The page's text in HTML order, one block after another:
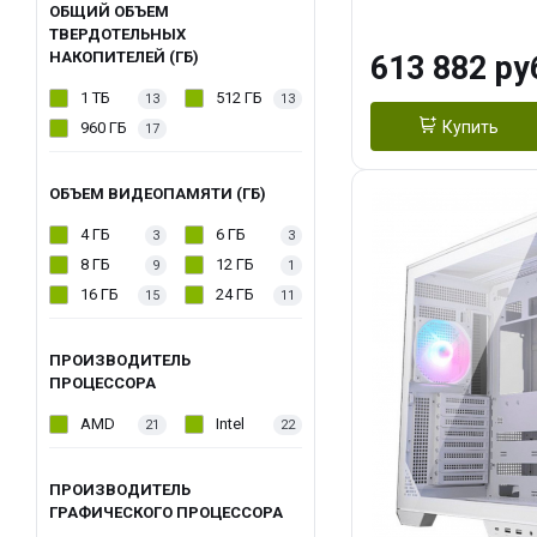
ОБЩИЙ ОБЪЕМ
ТВЕРДОТЕЛЬНЫХ
НАКОПИТЕЛЕЙ (ГБ)
1 ТБ 13 512 ГБ 13
960 ГБ 17
ОБЪЕМ ВИДЕОПАМЯТИ (ГБ)
4 ГБ 3 6 ГБ 3
8 ГБ 9 12 ГБ 1
16 ГБ 15 24 ГБ 11
ПРОИЗВОДИТЕЛЬ
ПРОЦЕССОРА
AMD 21 Intel 22
ПРОИЗВОДИТЕЛЬ
ГРАФИЧЕСКОГО ПРОЦЕССОРА
Turbo/ 960 ГБ
613 882
Купить